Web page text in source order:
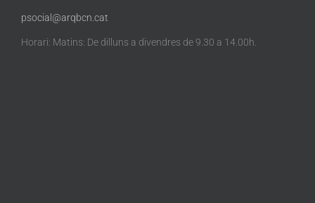
psocial@arqbcn.cat
Horari: Matins: De dilluns a divendres de 9.30 a 14.00h.